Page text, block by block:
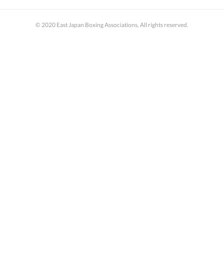
© 2020 East Japan Boxing Associations, All rights reserved.